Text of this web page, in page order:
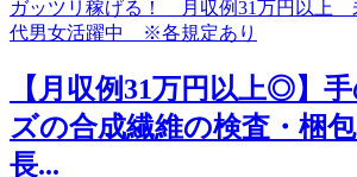
【月収例31万円以上◎】
ズの合成繊維の検査・梱
長...